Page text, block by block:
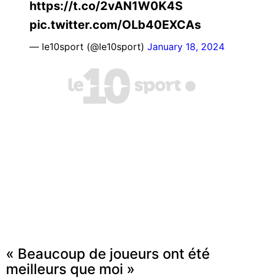
https://t.co/2vAN1W0K4S
pic.twitter.com/OLb40EXCAs
— le10sport (@le10sport) January 18, 2024
« Beaucoup de joueurs ont été
meilleurs que moi »